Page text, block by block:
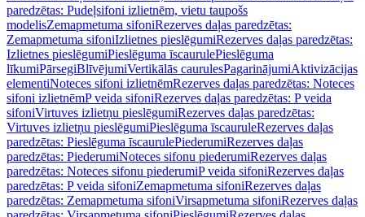
paredzētas: Pudeļsifoni izlietnēm, vietu taupošs
modelisZemapmetuma sifoniRezerves daļas paredzētas:
Zemapmetuma sifoniIzlietnes pieslēgumiRezerves daļas paredzētas:
Izlietnes pieslēgumiPieslēguma īscaurulePieslēguma
līkumiPārsegiBlīvējumiVertikālās caurulesPagarinājumiAktivizācijas
elementiNoteces sifoni izlietnēmRezerves daļas paredzētas: Noteces
sifoni izlietnēmP veida sifoniRezerves daļas paredzētas: P veida
sifoniVirtuves izlietņu pieslēgumiRezerves daļas paredzētas:
Virtuves izlietņu pieslēgumiPieslēguma īscauruleRezerves daļas
paredzētas: Pieslēguma īscaurulePiederumiRezerves daļas
paredzētas: PiederumiNoteces sifonu piederumiRezerves daļas
paredzētas: Noteces sifonu piederumiP veida sifoniRezerves daļas
paredzētas: P veida sifoniZemapmetuma sifoniRezerves daļas
paredzētas: Zemapmetuma sifoniVirsapmetuma sifoniRezerves daļas